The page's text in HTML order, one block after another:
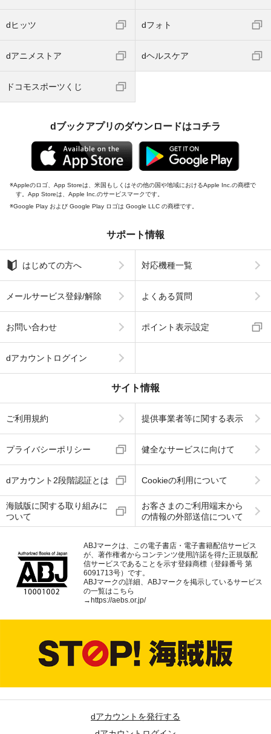
dヒッツ dフォト
dアニメストア dヘルスケア
ドコモスポーツくじ
dブックアプリのダウンロードはコチラ
Appleのロゴ、App Storeは、米国もしくはその他の国や地域におけるApple Inc.の商標で
す。App Storeは、Apple Inc.のサービスマークです。
Google Play および Google Play ロゴは Google LLC の商標です。
サポート情報
はじめての方へ 対応機種一覧
メールサービス登録/解除 よくある質問
お問い合わせ ポイント表示設定
dアカウントログイン
サイト情報
ご利用規約 提供事業者等に関する表示
プライバシーポリシー 健全なサービスに向けて
dアカウント2段階認証とは Cookieの利用について
海賊版に関する取り組みに
ついて
お客さまのご利用端末から
の情報の外部送信について
ABJマークは、この電子書店・電子書籍配信サービス
が、著作権者からコンテンツ使用許諾を得た正規版配
信サービスであることを示す登録商標（登録番号 第
6091713号）です。
ABJマークの詳細、ABJマークを掲示しているサービス
の一覧はこちら
→ https://aebs.or.jp/
dアカウントを発行する